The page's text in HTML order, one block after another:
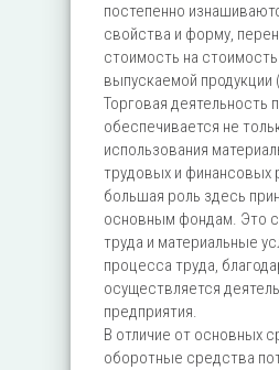
постепенно
свойства и форму,
стоимость на стоимость
выпускаемой продукции
Торговая деятельность
обеспечивается не
использования
трудовых и финансовых
большая роль здесь
основным фондам. Это
труда и материальные
процесса труда,
осуществляется
предприятия.
В отличие от основных
оборотные средства